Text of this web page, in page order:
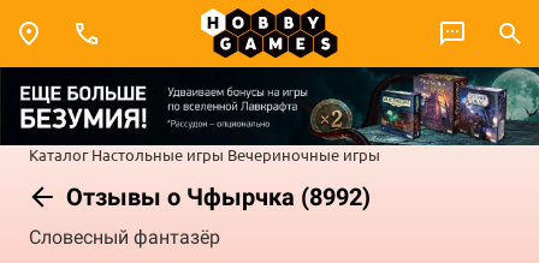
Каталог Настольные игры Вечериночные игры
Отзывы о Чфырчка (8992)
Словесный фантазёр